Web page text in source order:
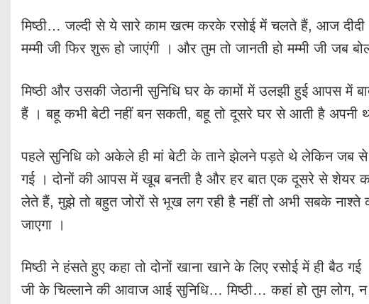
मिष्ठी… जल्दी से ये सारे काम खत्म करके रसोई में चलते हैं, आज दीदी
मम्मी जी फिर शुरू हो जाएंगी । और तुम तो जानती हो मम्मी जी जब
मिष्ठी और उसकी जेठानी सुनिधि घर के कामों में उलझी हुई आपस में
हैं । बहू कभी बेटी नहीं बन सकती, बहू तो दूसरे घर से आती है अपनी
पहले सुनिधि को अकेले ही मां बेटी के ताने झेलने पड़ते थे लेकिन जब से
गई । दोनों की आपस में खूब बनती है और हर बात एक दूसरे से शेयर
लेते हैं, मुझे तो बहुत जोरों से भूख लग रही है नहीं तो अभी सबके नाश्ते
जाएगा ।
मिष्ठी ने हंसते हुए कहा तो दोनों खाना खाने के लिए रसोई में ही बैठ गई
जी के चिल्लाने की आवाज आई सुनिधि… मिष्ठी… कहां हो तुम लोग, न